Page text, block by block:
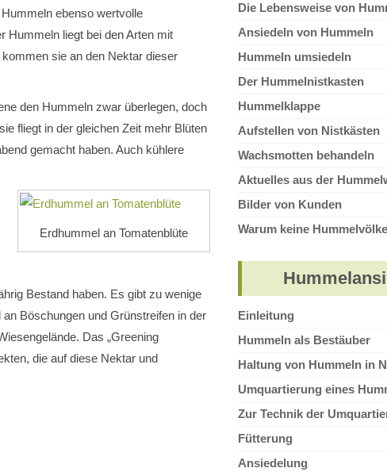
ebenso wertvolle
Hummeln liegt bei den Arten mit
sie an den Nektar dieser
den Hummeln zwar überlegen, doch
fliegt in der gleichen Zeit mehr Blüten
gemacht haben. Auch kühlere
Erdhummel an Tomatenblüte
Bestand haben. Es gibt zu wenige
Böschungen und Grünstreifen in der
Das „Greening
die auf diese Nektar und
Die Lebensweise von
Ansiedeln von Hummeln
Hummeln umsiedeln
Der Hummelnistkasten
Hummelklappe
Aufstellen von Nistkästen
Wachsmotten behandeln
Aktuelles aus der
Bilder von Kunden
Warum keine
Einleitung
Hummeln als Bestäuber
Haltung von Hummeln in
Umquartierung eines
Zur Technik der
Fütterung
Ansiedelung